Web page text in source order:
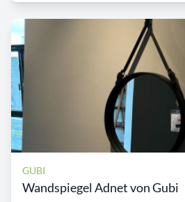
GUBI
Wandspiegel Adnet von Gubi